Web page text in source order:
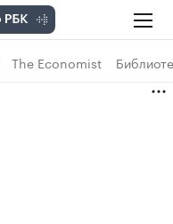
The Economist